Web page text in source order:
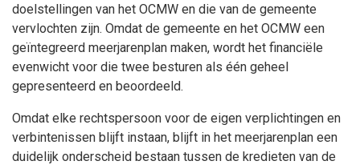
doelstellingen van het OCMW en die van de gemeente
vervlochten zijn. Omdat de gemeente en het OCMW een
geïntegreerd meerjarenplan maken, wordt het financiële
evenwicht voor die twee besturen als één geheel
gepresenteerd en beoordeeld.
Omdat elke rechtspersoon voor de eigen verplichtingen en
verbintenissen blijft instaan, blijft in het meerjarenplan een
duidelijk onderscheid bestaan tussen de kredieten van de